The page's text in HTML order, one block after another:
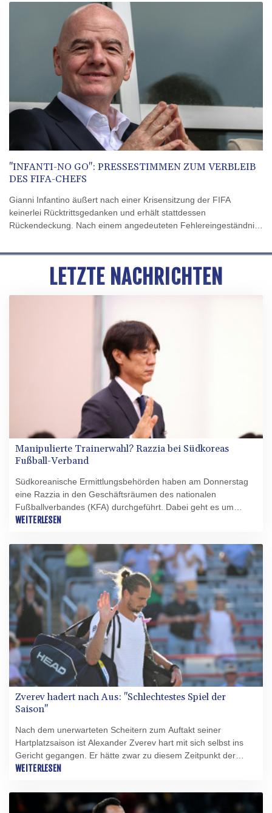
Jahre alte Innenverteidigerin einen Vertrag bis Sommer 2028.
Zuletzt hatte Hendrich für die Chicago Stars in der NWSL gespielt.
"INFANTI-NO GO": PRESSESTIMMEN ZUM VERBLEIB
DES FIFA-CHEFS
Gianni Infantino äußert nach einer Krisensitzung der FIFA
keinerlei Rücktrittsgedanken und erhält stattdessen
Rückendeckung. Nach einem angedeuteten Fehlereingeständnis
auf seine Kritiker aus. Die internationalen Pressestimmen im
LETZTE NACHRICHTEN
Manipulierte Trainerwahl? Razzia bei Südkoreas
Fußball-Verband
Südkoreanische Ermittlungsbehörden haben am Donnerstag
eine Razzia in den Geschäftsräumen des nationalen
Fußballverbandes (KFA) durchgeführt. Dabei geht es um
mögliche Manipulationen rund um die Ernennung des
Team bei der Weltmeisterschaft 2026 in der Vorrunde
gescheitert war.
WEITERLESEN
Zverev hadert nach Aus: "Schlechtestes Spiel der
Saison"
Nach dem unerwarteten Scheitern zum Auftakt seiner
Hartplatzsaison ist Alexander Zverev hart mit sich selbst ins
Gericht gegangen. Er hätte zwar zu diesem Zeitpunkt der
Vorbereitung auf die US-Open (ab 30. August) noch keine
Dreisatz-Niederlage in Montréal gegen den Niederländer
Tallon Griekspoor, "ich hatte aber auch nicht erwartet, so
WEITERLESEN